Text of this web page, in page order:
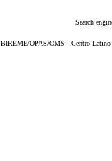
Search
BIREME/OPAS/OMS - Centro Latino-